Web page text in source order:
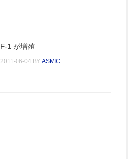
F-1 が増殖
2011-06-04 BYASMIC